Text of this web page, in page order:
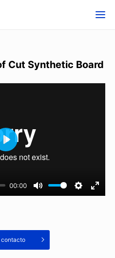
Cut Synthetic Board
00:00
contacto